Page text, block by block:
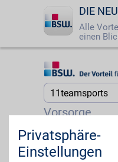
DIE
Alle
einen
Startseite
Jetzt BSW-Mitglied
☎ 0800 - 279 25 82
Vorsorge
Startseite
Suche
Privatsphäre-
Einstellungen